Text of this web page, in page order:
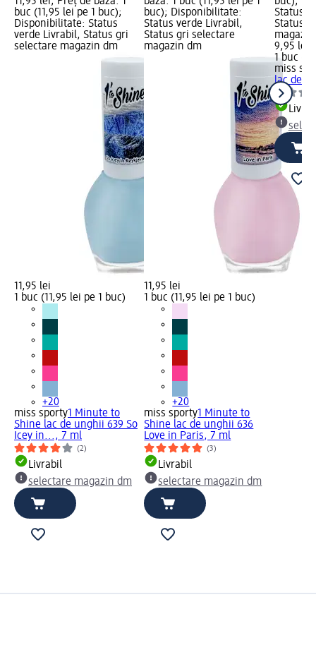
buc (11,95 lei pe 1 buc);
Disponibilitate: Status
verde Livrabil, Status gri
selectare magazin dm
11,95 lei
1 buc (11,95 lei pe 1 buc)
+20
miss sporty1 Minute to
Shine lac de unghii 639 So
Icey in..., 7 ml
(2)
Livrabil
selectare magazin dm
buc); Disponibilitate:
Status verde Livrabil,
Status gri selectare
magazin dm
11,95 lei
1 buc (11,95 lei pe 1 buc)
+20
miss sporty1 Minute to
Shine lac de unghii 636
Love in Paris, 7 ml
(3)
Livrabil
selectare magazin dm
Status
Status
9,95 lei
1 buc
miss
lac de